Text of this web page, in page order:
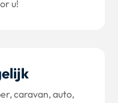
u!
caravan, auto,